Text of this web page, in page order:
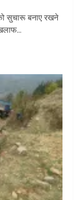
सुचारू बनाए रखने